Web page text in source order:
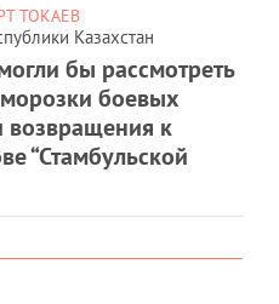
ТОКАЕВ
Казахстан
бы рассмотреть
боевых
возвращения к
“Стамбульской